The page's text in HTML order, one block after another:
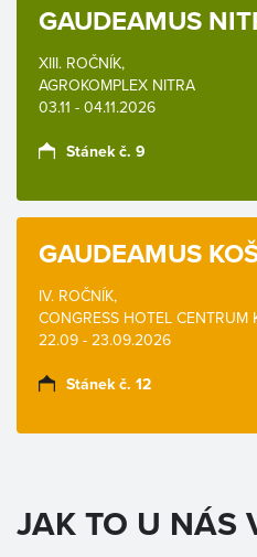
GAUDEAMUS
XIII. ROČNÍK,
AGROKOMPLEX NITRA
03.11 - 04.11.2026
Stánek č. 9
GAUDEAMUS
IV. ROČNÍK,
CONGRESS HOTEL CENTRUM
22.09 - 23.09.2026
Stánek č. 12
JAK TO U NÁS